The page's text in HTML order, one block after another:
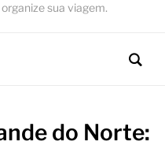
sua viagem.
do Norte: